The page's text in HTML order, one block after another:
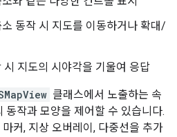
동작 시 지도를 이동하거나 확대/
시 지도의 시야각을 기울여 응답
클래스에서 노출하는 속
동작과 모양을 제어할 수 있습니다.
커, 지상 오버레이, 다중선을 추가